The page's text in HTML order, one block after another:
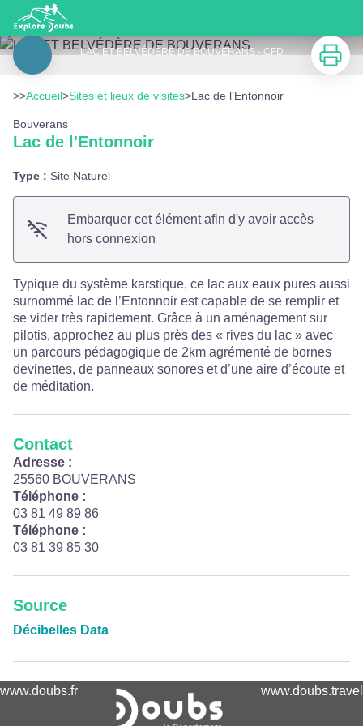
Lac de l'Entonnoir
LAC ET BELVÉDÈRE DE BOUVERANS - CFD
Voir l'image en plein écran
Imprimer
>>Accueil>Sites et lieux de visites>Lac de l'Entonnoir
Bouverans
Lac de l'Entonnoir
Type : Site Naturel
Embarquer cet élément afin d'y avoir accès
hors connexion
Typique du système karstique, ce lac aux eaux pures aussi
surnommé lac de l’Entonnoir est capable de se remplir et
se vider très rapidement. Grâce à un aménagement sur
pilotis, approchez au plus près des « rives du lac » avec
un parcours pédagogique de 2km agrémenté de bornes
devinettes, de panneaux sonores et d’une aire d’écoute et
de méditation.
Contact
Adresse :
25560 BOUVERANS
Téléphone :
03 81 49 89 86
Téléphone :
03 81 39 85 30
Source
Décibelles Data
www.doubs.fr www.doubs.travel